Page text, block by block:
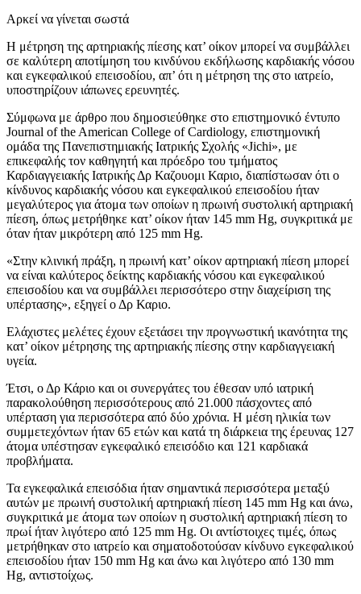
Αρκεί να γίνεται σωστά
Η μέτρηση της αρτηριακής πίεσης κατ’ οίκον μπορεί να συμβάλλει
σε καλύτερη αποτίμηση του κινδύνου εκδήλωσης καρδιακής νόσου
και εγκεφαλικού επεισοδίου, απ’ ότι η μέτρηση της στο ιατρείο,
υποστηρίζουν ιάπωνες ερευνητές.
Σύμφωνα με άρθρο που δημοσιεύθηκε στο επιστημονικό έντυπο
Journal of the American College of Cardiology, επιστημονική
ομάδα της Πανεπιστημιακής Ιατρικής Σχολής «Jichi», με
επικεφαλής τον καθηγητή και πρόεδρο του τμήματος
Καρδιαγγειακής Ιατρικής Δρ Καζουομι Καριο, διαπίστωσαν ότι ο
κίνδυνος καρδιακής νόσου και εγκεφαλικού επεισοδίου ήταν
μεγαλύτερος για άτομα των οποίων η πρωινή συστολική αρτηριακή
πίεση, όπως μετρήθηκε κατ’ οίκον ήταν 145 mm Hg, συγκριτικά με
όταν ήταν μικρότερη από 125 mm Hg.
«Στην κλινική πράξη, η πρωινή κατ’ οίκον αρτηριακή πίεση μπορεί
να είναι καλύτερος δείκτης καρδιακής νόσου και εγκεφαλικού
επεισοδίου και να συμβάλλει περισσότερο στην διαχείριση της
υπέρτασης», εξηγεί ο Δρ Καριο.
Ελάχιστες μελέτες έχουν εξετάσει την προγνωστική ικανότητα της
κατ’ οίκον μέτρησης της αρτηριακής πίεσης στην καρδιαγγειακή
υγεία.
Έτσι, ο Δρ Κάριο και οι συνεργάτες του έθεσαν υπό ιατρική
παρακολούθηση περισσότερους από 21.000 πάσχοντες από
υπέρταση για περισσότερα από δύο χρόνια. Η μέση ηλικία των
συμμετεχόντων ήταν 65 ετών και κατά τη διάρκεια της έρευνας 127
άτομα υπέστησαν εγκεφαλικό επεισόδιο και 121 καρδιακά
προβλήματα.
Τα εγκεφαλικά επεισόδια ήταν σημαντικά περισσότερα μεταξύ
αυτών με πρωινή συστολική αρτηριακή πίεση 145 mm Hg και άνω,
συγκριτικά με άτομα των οποίων η συστολική αρτηριακή πίεση το
πρωί ήταν λιγότερο από 125 mm Hg. Οι αντίστοιχες τιμές, όπως
μετρήθηκαν στο ιατρείο και σηματοδοτούσαν κίνδυνο εγκεφαλικού
επεισοδίου ήταν 150 mm Hg και άνω και λιγότερο από 130 mm
Hg, αντιστοίχως.